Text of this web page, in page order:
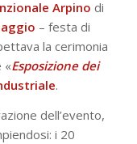
Arpino di
– festa di
la cerimonia
«Esposizione dei
.
dell’evento,
i 20